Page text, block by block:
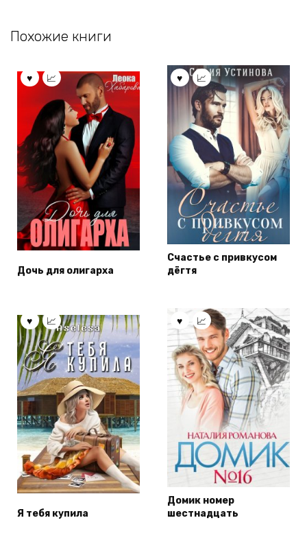
Похожие книги
Дочь для олигарха
Счастье с привкусом
дёгтя
Я тебя купила
Домик номер
шестнадцать